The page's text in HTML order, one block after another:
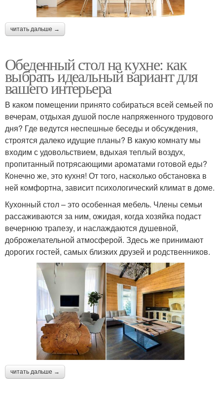
читать дальше →
Обеденный стол на кухне: как
выбрать идеальный вариант для
вашего интерьера
В каком помещении принято собираться всей семьей по
вечерам, отдыхая душой после напряженного трудового
дня? Где ведутся неспешные беседы и обсуждения,
строятся далеко идущие планы? В какую комнату мы
входим с удовольствием, вдыхая теплый воздух,
пропитанный потрясающими ароматами готовой еды?
Конечно же, это кухня! От того, насколько обстановка в
ней комфортна, зависит психологический климат в доме.
Кухонный стол – это особенная мебель. Члены семьи
рассаживаются за ним, ожидая, когда хозяйка подаст
вечернюю трапезу, и наслаждаются душевной,
доброжелательной атмосферой. Здесь же принимают
дорогих гостей, самых близких друзей и родственников.
читать дальше →